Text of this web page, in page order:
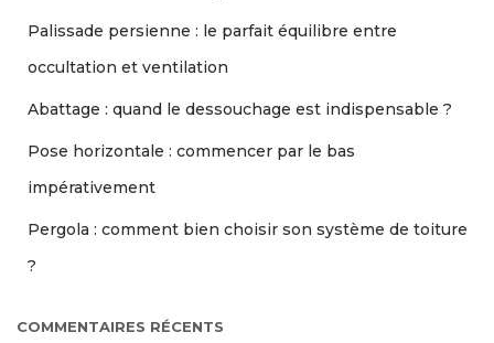
Palissade persienne : le parfait équilibre entre
occultation et ventilation
Abattage : quand le dessouchage est indispensable ?
Pose horizontale : commencer par le bas
impérativement
Pergola : comment bien choisir son système de toiture
?
COMMENTAIRES RÉCENTS